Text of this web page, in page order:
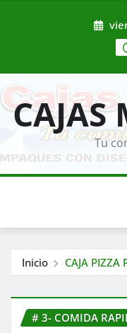
CAJAS
Tu
Inicio CAJA PIZZA
# 3- COMIDA